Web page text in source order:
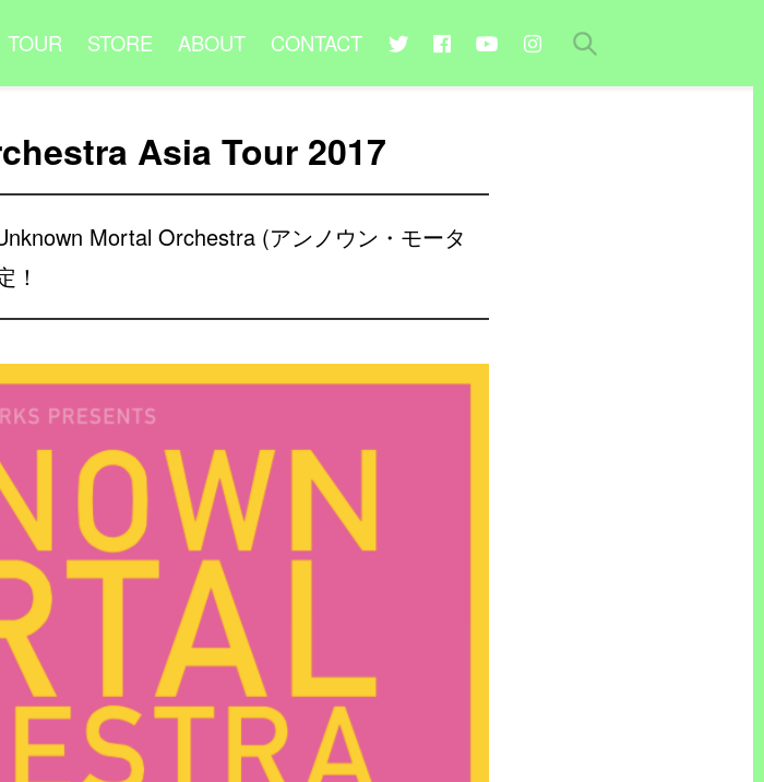
TOUR STORE ABOUT CONTACT
Asia Tour 2017
Mortal Orchestra (アンノウン・モータ
！